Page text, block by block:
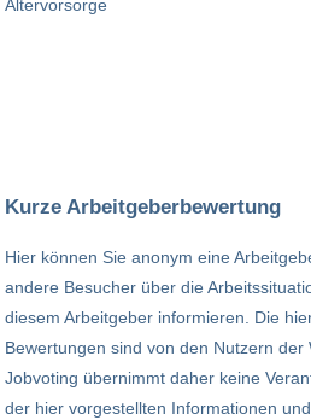
Kurze Arbeitgeberbewertung
Hier können Sie anonym eine
andere Besucher über die
diesem Arbeitgeber informieren. Die
Bewertungen sind von den Nutzern der
Jobvoting übernimmt daher keine
der hier vorgestellten Informationen